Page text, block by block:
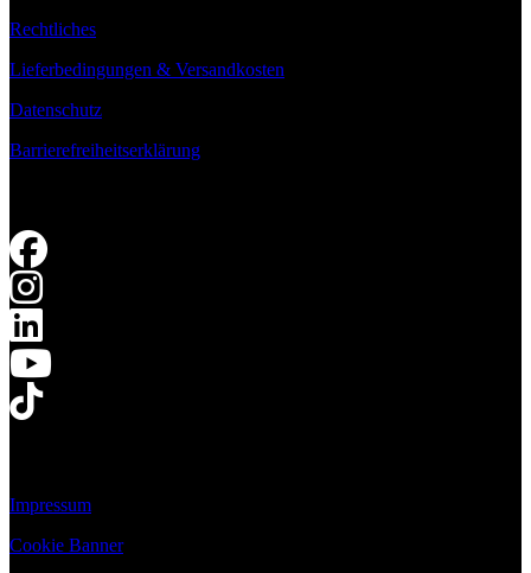
Rechtliches
Lieferbedingungen & Versandkosten
Datenschutz
Barrierefreiheitserklärung
Impressum
Cookie Banner